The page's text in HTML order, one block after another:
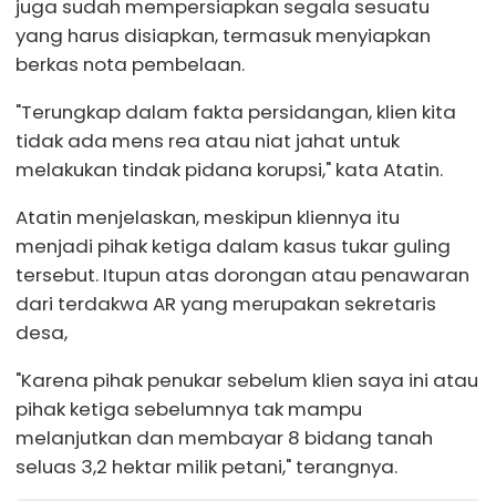
juga sudah mempersiapkan segala sesuatu
yang harus disiapkan, termasuk menyiapkan
berkas nota pembelaan.
"Terungkap dalam fakta persidangan, klien kita
tidak ada mens rea atau niat jahat untuk
melakukan tindak pidana korupsi," kata Atatin.
Atatin menjelaskan, meskipun kliennya itu
menjadi pihak ketiga dalam kasus tukar guling
tersebut. Itupun atas dorongan atau penawaran
dari terdakwa AR yang merupakan sekretaris
desa,
"Karena pihak penukar sebelum klien saya ini atau
pihak ketiga sebelumnya tak mampu
melanjutkan dan membayar 8 bidang tanah
seluas 3,2 hektar milik petani," terangnya.